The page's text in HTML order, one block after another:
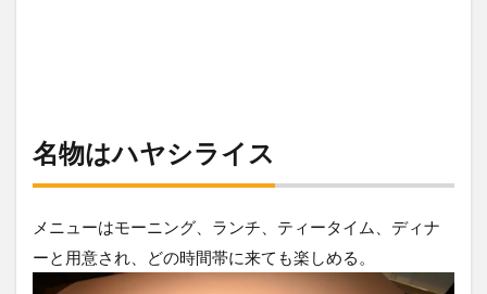
名物はハヤシライス
メニューはモーニング、ランチ、ティータイム、ディナ
ーと用意され、どの時間帯に来ても楽しめる。